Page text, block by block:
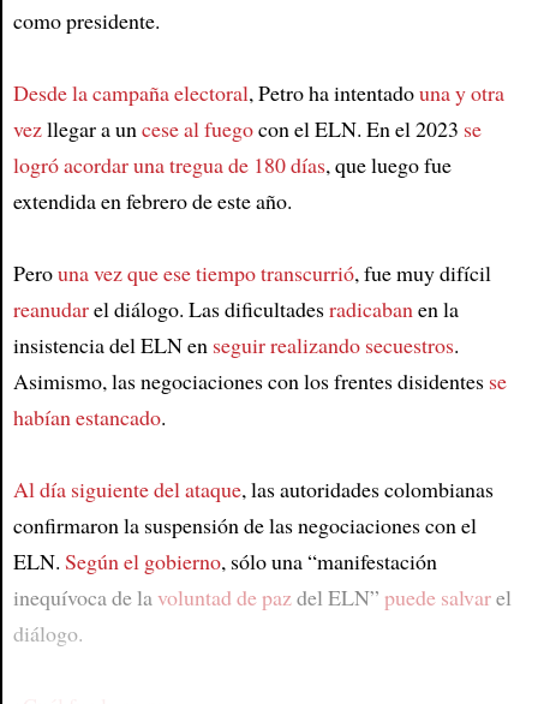
Article
como presidente.
Desde la campaña electoral, Petro ha intentadouna y otra
vezllegar a uncese al fuegocon el ELN. En el 2023 se
logró acordar una tregua de 180 días, que luego fue
extendida en febrero de este año.
Perouna vez que ese tiempo transcurrió, fue muy difícil
reanudarel diálogo. Las dificultadesradicabanen la
insistencia del ELN en seguir realizando secuestros.
Asimismo, las negociaciones con los frentes disidentes se
habían estancado.
Al día siguiente del ataque, las autoridades colombianas
confirmaron la suspensión de las negociaciones con el
ELN. Según el gobierno, sólo una “manifestación
inequívoca de lavoluntad de pazdel ELN” puede salvarel
diálogo.